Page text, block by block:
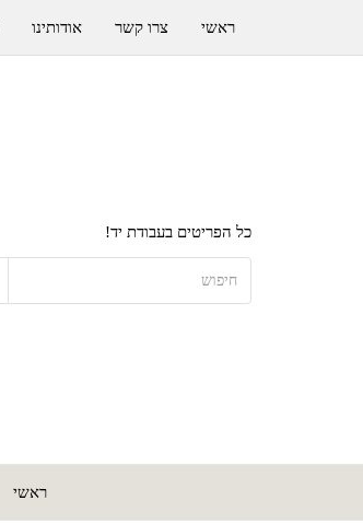
כל הפריטים בעבודת יד!
ראשי
ראשי צרו קשר אודותינו